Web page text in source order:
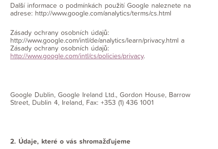
Další informace o podmínkách použití Google naleznete na
adrese: http://www.google.com/analytics/terms/cs.html
Zásady ochrany osobních údajů:
http://www.google.com/intl/de/analytics/learn/privacy.html a
Zásady ochrany osobních údajů:
http://www.google.com/intl/cs/policies/privacy.
Google Dublin, Google Ireland Ltd., Gordon House, Barrow
Street, Dublin 4, Ireland, Fax: +353 (1) 436 1001
2. Údaje, které o vás shromažďujeme